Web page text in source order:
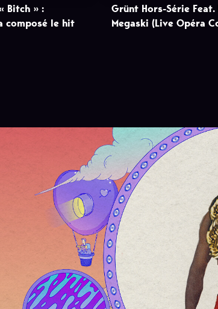
Bitch » :
composé le hit
Grünt Hors-Série
Megaski (Live Opéra